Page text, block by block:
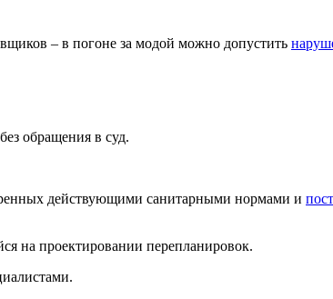
– в погоне за модой можно допустить
обращения в суд.
действующими санитарными нормами и
на проектировании перепланировок.